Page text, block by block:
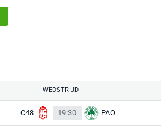
WEDSTRIJD
C48 19:30 PAO